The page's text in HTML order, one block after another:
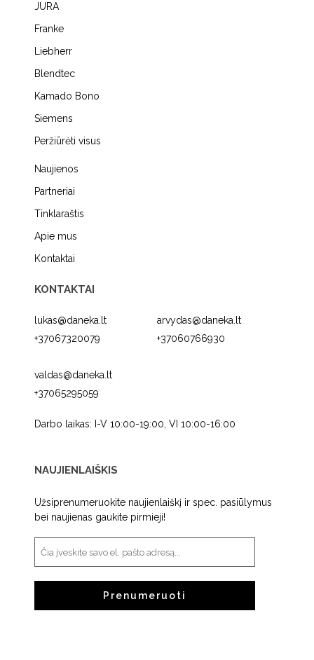
JURA
Franke
Liebherr
Blendtec
Kamado Bono
Siemens
Peržiūrėti visus
Naujienos
Partneriai
Tinklaraštis
Apie mus
Kontaktai
KONTAKTAI
lukas@daneka.lt
+37067320079
arvydas@daneka.lt
+37060766930
valdas@daneka.lt
+37065295059
Darbo laikas: I-V 10:00-19:00, VI 10:00-16:00
NAUJIENLAIŠKIS
Užsiprenumeruokite naujienlaiškį ir spec. pasiūlymus
bei naujienas gaukite pirmieji!
Prenumeruoti